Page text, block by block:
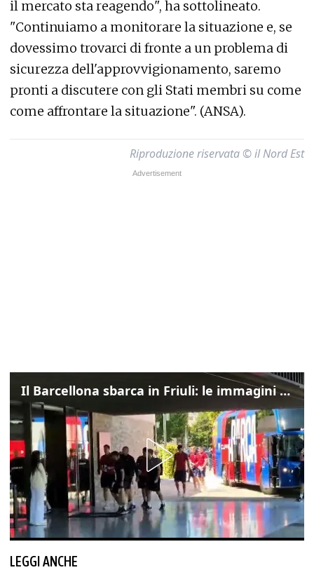
il mercato sta reagendo", ha sottolineato.
"Continuiamo a monitorare la situazione e, se
dovessimo trovarci di fronte a un problema di
sicurezza dell'approvvigionamento, saremo
pronti a discutere con gli Stati membri su come
come affrontare la situazione". (ANSA).
Riproduzione riservata © il Nord Est
Il Barcellona sbarca in Friuli: le immagini dell'arrivo in albergo
LEGGI ANCHE